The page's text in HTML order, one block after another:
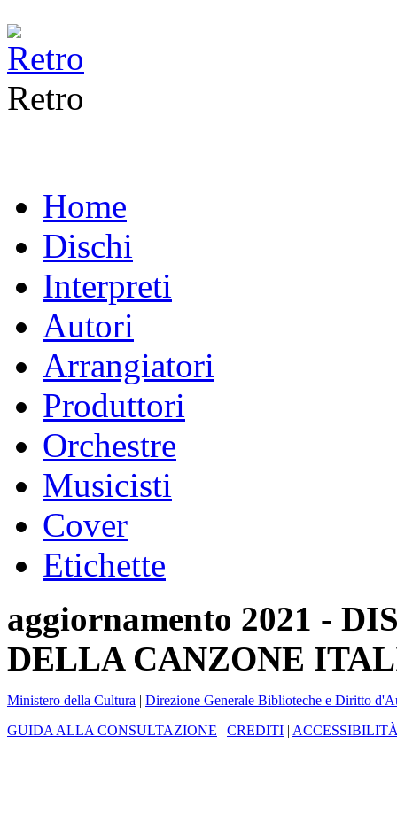
Retro
Home
Dischi
Interpreti
Autori
Arrangiatori
Produttori
Orchestre
Musicisti
Cover
Etichette
aggiornamento 2021 -
DELLA CANZONE
Ministero della Cultura | Direzione Generale Biblioteche e Diritto
GUIDA ALLA CONSULTAZIONE | CREDITI |